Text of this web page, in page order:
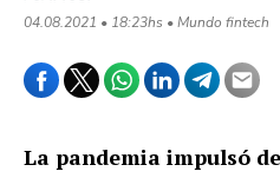
04.08.2021 • 18:23hs • Mundo fintech
La pandemia impulsó